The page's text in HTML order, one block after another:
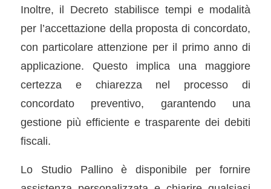
Inoltre, il Decreto stabilisce tempi e modalità
per l’accettazione della proposta di concordato,
con particolare attenzione per il primo anno di
applicazione. Questo implica una maggiore
certezza e chiarezza nel processo di
concordato preventivo, garantendo una
gestione più efficiente e trasparente dei debiti
fiscali.
Lo Studio Pallino è disponibile per fornire